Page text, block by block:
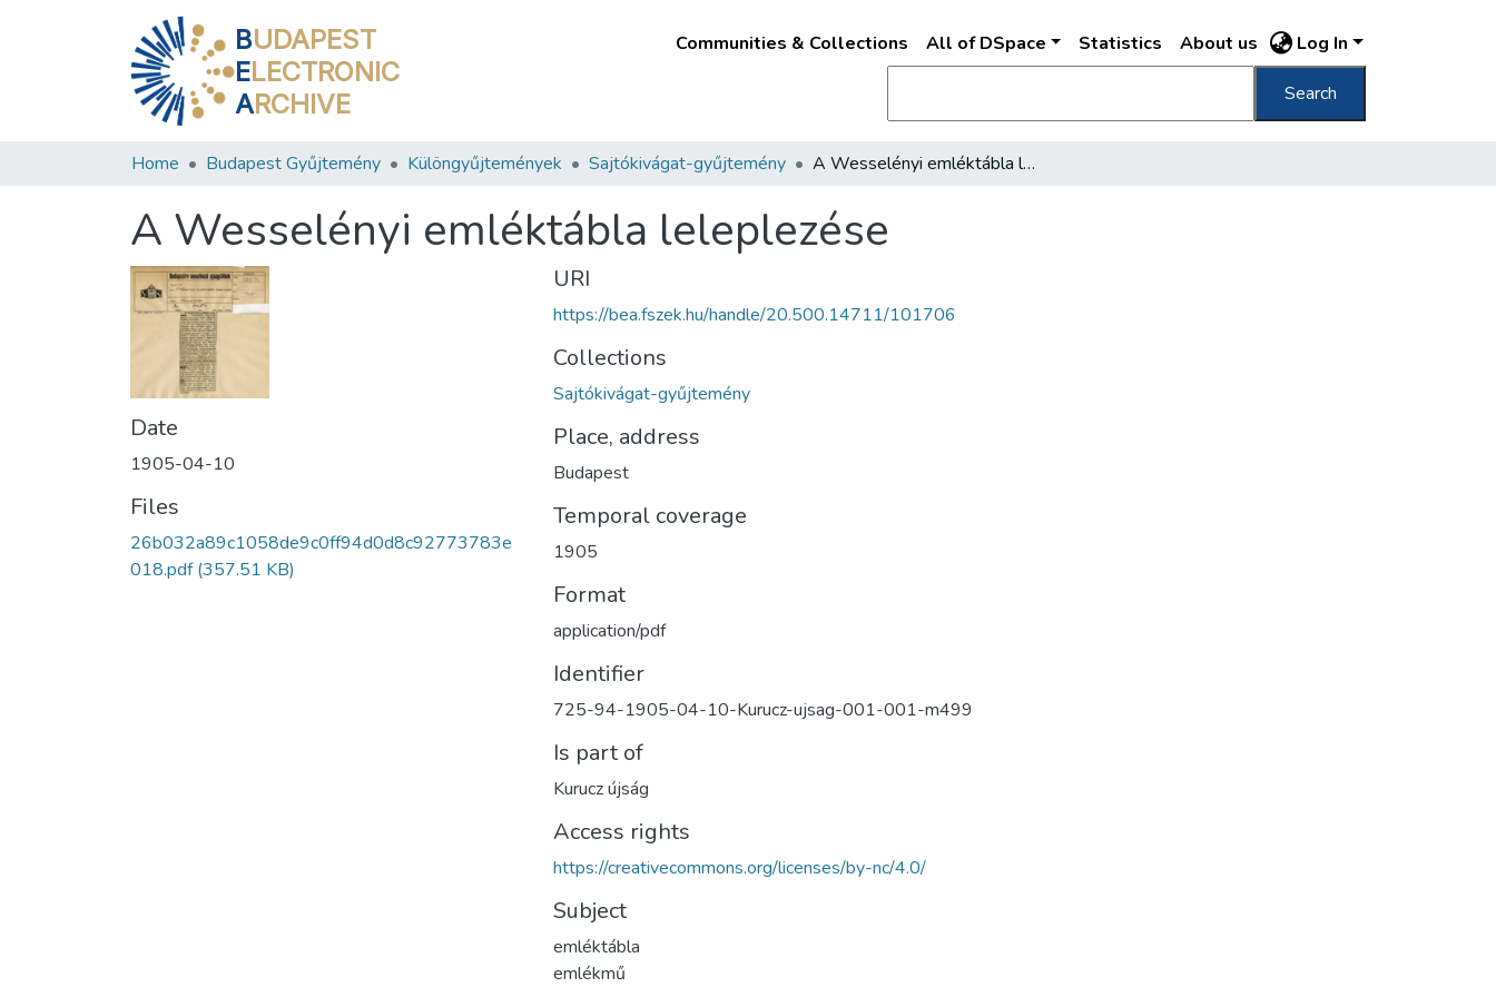
BUDAPEST
ELECTRONIC
ARCHIVE
Communities & Collections All of DSpace Statistics About us Log In
Search
Home Budapest Gyűjtemény Különgyűjtemények Sajtókivágat-gyűjtemény A Wesselényi emléktábla leleplezése
A Wesselényi emléktábla leleplezése
Date
1905-04-10
Files
26b032a89c1058de9c0ff94d0d8c92773783e
018.pdf(357.51 KB)
URI
https://bea.fszek.hu/handle/20.500.14711/101706
Collections
Sajtókivágat-gyűjtemény
Place, address
Budapest
Temporal coverage
1905
Format
application/pdf
Identifier
725-94-1905-04-10-Kurucz-ujsag-001-001-m499
Is part of
Kurucz újság
Access rights
https://creativecommons.org/licenses/by-nc/4.0/
Subject
emléktábla
emlékmű